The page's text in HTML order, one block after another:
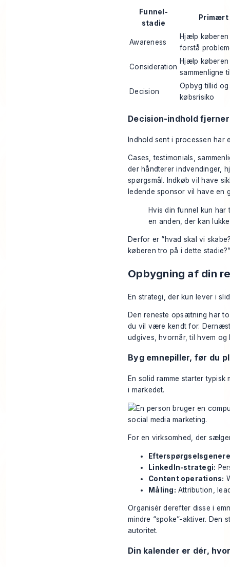
Funnel-
stadie
Primært
Awareness
Hjælp køberen
forstå
Consideration
Hjælp køberen
sammenligne
Decision
Opbyg tillid
købsrisiko
Decision-indhold
Indhold sent i processen har
Cases, testimonials,
der håndterer indvendinger,
spørgsmål. Indkøb vil have
ledende sponsor vil have en
Hvis din funnel kun
en anden, der kan
Derfor er “hvad skal vi
køberen tro på i dette
Opbygning af din
En strategi, der kun lever i
Den reneste opsætning har
du vil være kendt for.
udgives, hvornår, til hvem og
Byg emnepiller, før du
En solid ramme starter
i markedet.
For en virksomhed, der
LinkedIn-strategi:
Content operations:
Måling: Attribution,
Organisér derefter disse i
mindre “spoke”-aktiver. Den
autoritet.
Din kalender er dér,